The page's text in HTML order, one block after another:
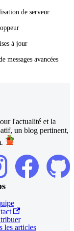
de serveur
à jour
messages avancées
l'actualité et la
un blog pertinent,
les articles